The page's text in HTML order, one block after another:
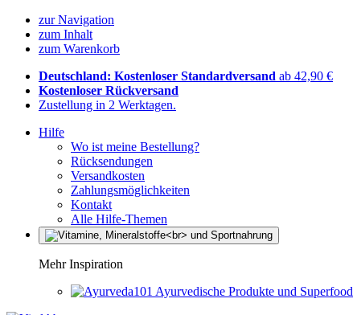
zur Navigation
zum Inhalt
zum Warenkorb
Deutschland: Kostenloser Standardversand ab 42,90 €
Kostenloser Rückversand
Zustellung in 2 Werktagen.
Hilfe
Wo ist meine Bestellung?
Rücksendungen
Versandkosten
Zahlungsmöglichkeiten
Kontakt
Alle Hilfe-Themen
Mehr Inspiration
Ayurvedische Produkte und Superfood